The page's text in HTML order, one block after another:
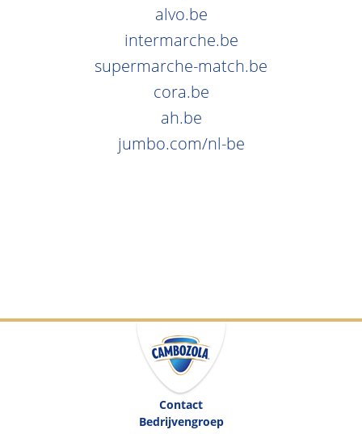
alvo.be
intermarche.be
supermarche-match.be
cora.be
ah.be
jumbo.com/nl-be
Contact
Bedrijvengroep